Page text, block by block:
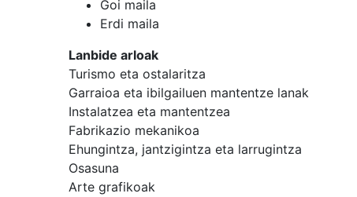
Goi maila
Erdi maila
Lanbide arloak
Turismo eta ostalaritza
Garraioa eta ibilgailuen mantentze lanak
Instalatzea eta mantentzea
Fabrikazio mekanikoa
Ehungintza, jantzigintza eta larrugintza
Osasuna
Arte grafikoak